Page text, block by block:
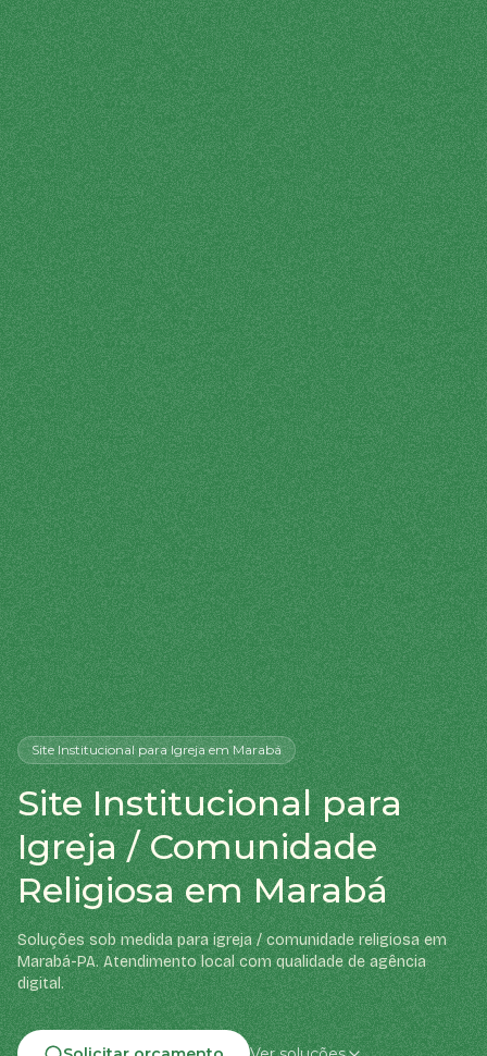
Site Institucionalpara Igrejaem Marabá
Site Institucional para
Igreja / Comunidade
Religiosa em Marabá
Soluções sob medida para igreja / comunidade religiosa em
Marabá-PA. Atendimento local com qualidade de agência
digital.